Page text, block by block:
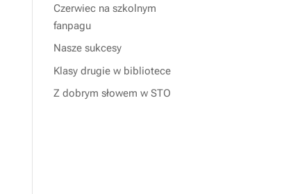
Czerwiec na szkolnym
fanpagu
Nasze sukcesy
Klasy drugie w bibliotece
Z dobrym słowem w STO